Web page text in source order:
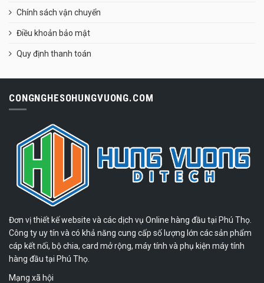
Chính sách vận chuyển
Điều khoản bảo mật
Quy định thanh toán
CONGNGHESOHUNGVUONG.COM
Đơn vị thiết kế website và các dịch vụ Online hàng đầu tại Phú Thọ.
Công ty uy tín và có khả năng cung cấp số lượng lớn các sản phẩm
cáp kết nối, bộ chia, card mở rộng, máy tính và phụ kiện máy tính
hàng đầu tại Phú Thọ.
Mạng xã hội